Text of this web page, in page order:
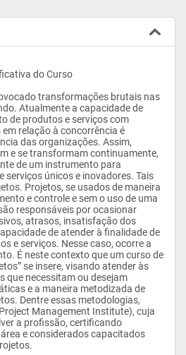
do Curso
transformações brutais nas
Atualmente a capacidade de
de produtos e serviços com
relação à concorrência é
das organizações. Assim,
e se transformam continuamente,
de um instrumento para
serviços únicos e inovadores. Tais
Projetos, se usados de maneira
e controle e sem o uso de uma
responsáveis por ocasionar
atrasos, insatisfação dos
de atender à finalidade de
e serviços. Nesse caso, ocorre a
É neste contexto que um curso de
se insere, visando atender às
que necessitam ou desejam
e a maneira metodizada de
Dentre essas metodologias,
Management Institute), cuja
a profissão, certificando
e considerados capacitados